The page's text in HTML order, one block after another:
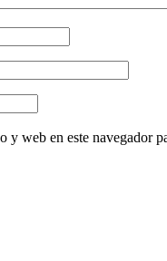
y web en este navegador